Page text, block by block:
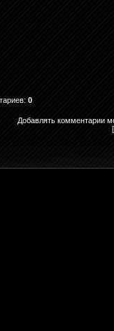
: 0
Добавлять комментарии